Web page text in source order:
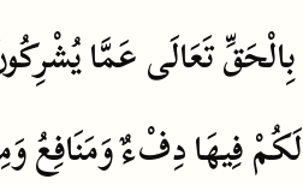
بِالْحَقِّتَعَالَىعَمَّا
لَكُمْفِيهَادِفْءٌوَمَنَافِعُ